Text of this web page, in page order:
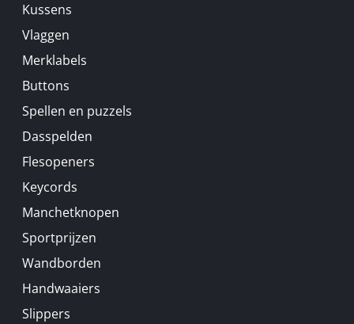
Kussens
Vlaggen
Merklabels
Buttons
Spellen en puzzels
Dasspelden
Flesopeners
Keycords
Manchetknopen
Sportprijzen
Wandborden
Handwaaiers
Slippers